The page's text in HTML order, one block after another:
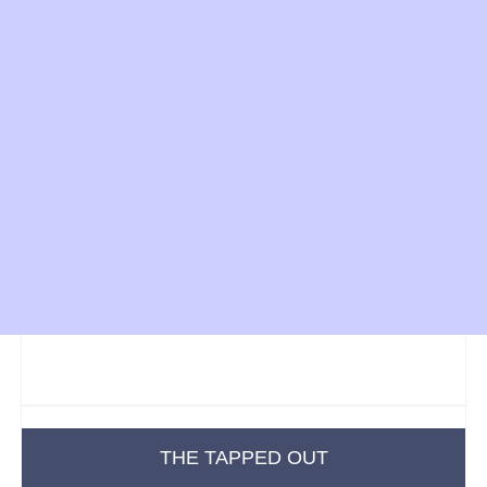
THE TAPPED OUT